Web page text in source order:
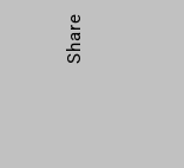
Share